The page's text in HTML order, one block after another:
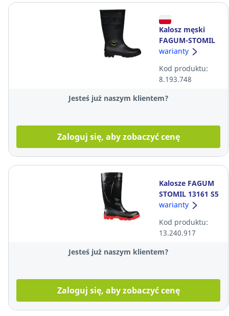
Kalosz męski
FAGUM-STOMIL
13157 PVC SRC,
warianty
Kod produktu:
8.193.748
Jesteś już naszym klientem?
Zaloguj się, aby zobaczyć cenę
Kalosze FAGUM
STOMIL 13161 S5
PVC, czarno-
rozmiar 43
warianty
Kod produktu:
13.240.917
Jesteś już naszym klientem?
Zaloguj się, aby zobaczyć cenę